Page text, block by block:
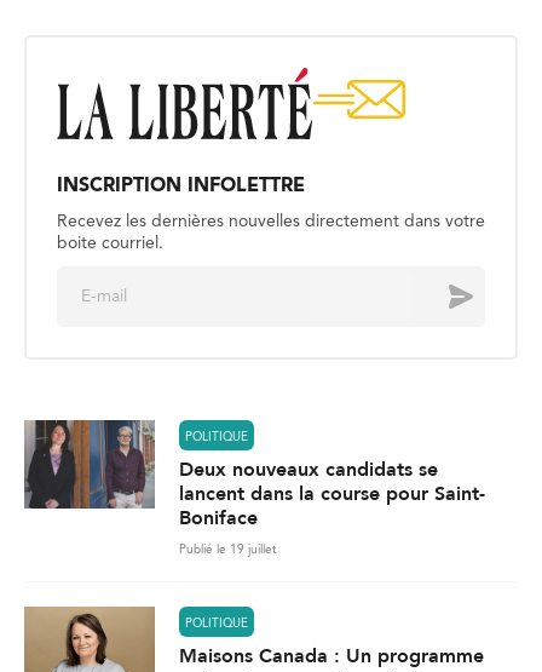
INSCRIPTION INFOLETTRE
Recevez les dernières nouvelles directement dans votre
boite courriel.
Envoyer
POLITIQUE
Deux nouveaux candidats se
lancent dans la course pour Saint-
Boniface
Publié le 19 juillet
POLITIQUE
Maisons Canada : Un programme